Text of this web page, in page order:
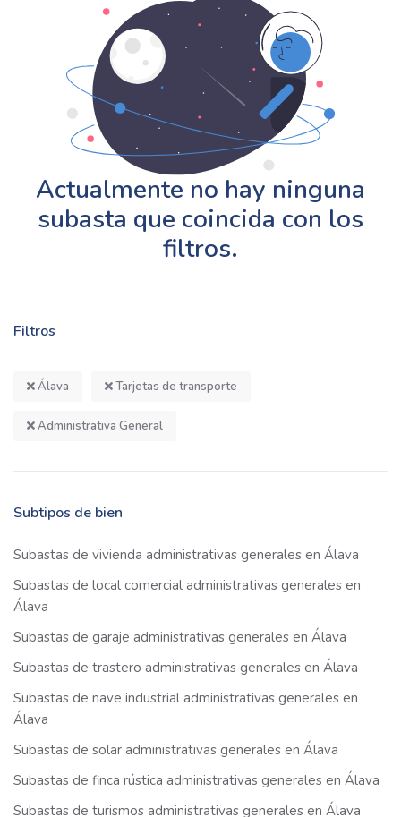
Filtros
Álava Tarjetas de transporte
Administrativa General
Subtipos de bien
Subastas de vivienda administrativas generales en Álava
Subastas de local comercial administrativas generales en
Álava
Subastas de garaje administrativas generales en Álava
Subastas de trastero administrativas generales en Álava
Subastas de nave industrial administrativas generales en
Álava
Subastas de solar administrativas generales en Álava
Subastas de finca rústica administrativas generales en Álava
Subastas de turismos administrativas generales en Álava
Actualmente no hay ninguna
subasta que coincida con los
filtros.